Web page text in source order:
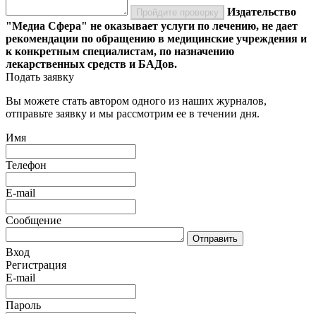
Пройдите проверку
Издательство
"Медиа Сфера" не оказывает услуги по лечению, не дает
рекомендации по обращению в медицинские учреждения и
к конкретным специалистам, по назначению
лекарственных средств и БАДов.
Подать заявку
Вы можете стать автором одного из наших журналов,
отправьте заявку и мы рассмотрим ее в течении дня.
Имя
Телефон
E-mail
Сообщение
Отправить
Вход
Регистрация
E-mail
Пароль